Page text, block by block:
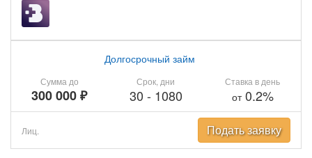
Сумма до
300 000 ₽
Долгосрочный займ
Срок, дни
30 - 1080
Ставка в день
от0.2%
Лиц. Подать заявку